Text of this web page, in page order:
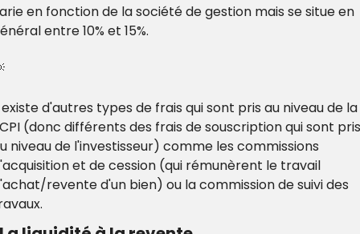
en fonction de la société de gestion mais se situe en
entre 10% et 15%.
d'autres types de frais qui sont pris au niveau de la
(donc différents des frais de souscription qui sont pris
niveau de l'investisseur) comme les commissions
et de cession (qui rémunèrent le travail
revente d'un bien) ou la commission de suivi des